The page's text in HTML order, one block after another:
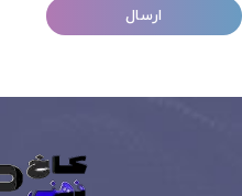
ارسال